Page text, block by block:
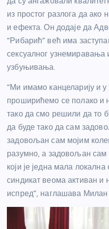
из простог разлога да
и ефекта. Он додаје да
“Рибарић” већ има
сексуалног
узбуњивања.
“Ми имамо канцеларију и
проширићемо се полако и
тако да смо решили да то
да буде тако да сам
задовољан сам мојим
разумно, а задовољан сам
који је једна мала
синдикат веома активан и
испред”, наглашава